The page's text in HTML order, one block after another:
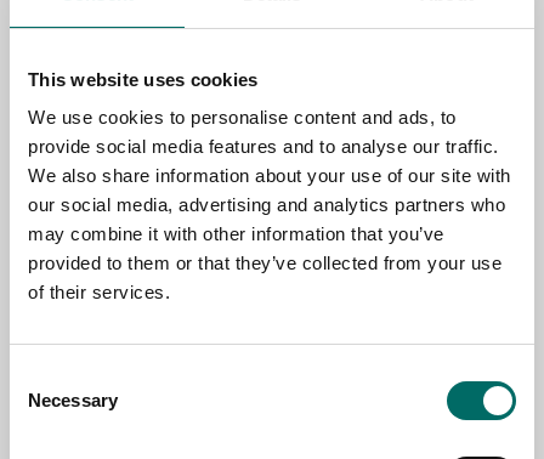
This website uses cookies
We use cookies to personalise content and ads, to
provide social media features and to analyse our traffic.
We also share information about your use of our site with
our social media, advertising and analytics partners who
may combine it with other information that you’ve
provided to them or that they’ve collected from your use
of their services.
Selection
Necessary
TOPIC
NAME
EMAIL